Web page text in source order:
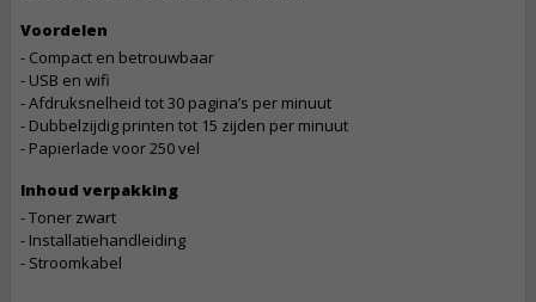
Voordelen
- Compact en betrouwbaar
- USB en wifi
- Afdruksnelheid tot 30 pagina’s per minuut
- Dubbelzijdig printen tot 15 zijden per minuut
- Papierlade voor 250 vel
Inhoud verpakking
- Toner zwart
- Installatiehandleiding
- Stroomkabel